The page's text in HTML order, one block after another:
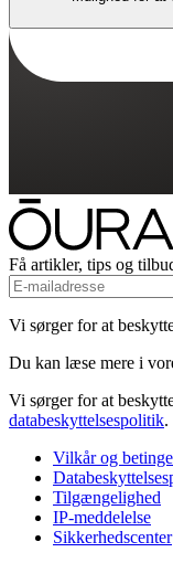
Få artikler, tips og
Vi sørger for at
Du kan læse mere i
Vi sørger for at
databeskyttelsespolitik.
Vilkår og
Tilgængelighed
IP-meddelelse
Sikkerhedscenter